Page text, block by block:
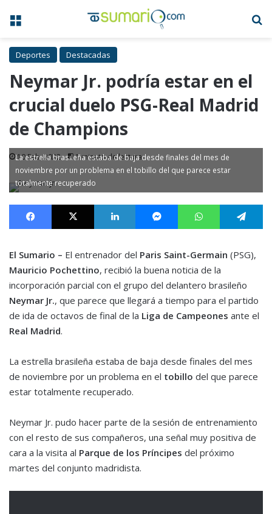
Menú
Deportes Destacadas
Neymar Jr. podría estar en el
crucial duelo PSG-Real Madrid
de Champions
10 Feb, 2022 1 minuto de lectura
La estrella brasileña estaba de baja desde finales del mes de
noviembre por un problema en el tobillo del que parece estar
totalmente recuperado
Facebook X LinkedIn MessengerWhatsApp
El Sumario – El entrenador del Paris Saint-Germain (PSG),
Mauricio Pochettino, recibió la buena noticia de la
incorporación parcial con el grupo del delantero brasileño
Neymar Jr., que parece que llegará a tiempo para el partido
de ida de octavos de final de la Liga de Campeones ante el
Real Madrid.
La estrella brasileña estaba de baja desde finales del mes
de noviembre por un problema en el tobillo del que parece
estar totalmente recuperado.
Neymar Jr. pudo hacer parte de la sesión de entrenamiento
con el resto de sus compañeros, una señal muy positiva de
cara a la visita al Parque de los Príncipes del próximo
martes del conjunto madridista.